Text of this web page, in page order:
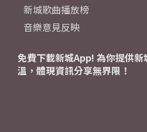
新城歌曲播放榜
音樂意見反映
免費下載新城App! 為你提供
溫，體現資訊分享無界限！